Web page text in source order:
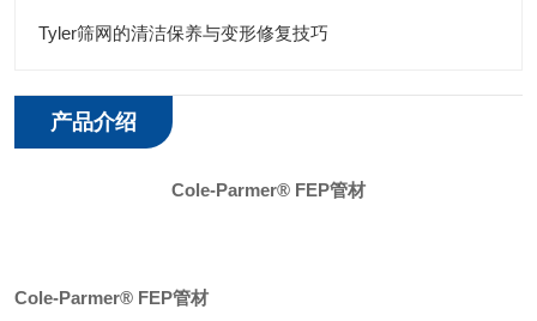
Tyler筛网的清洁保养与变形修复技巧
产品介绍
Cole-Parmer® FEP管材
Cole-Parmer® FEP管材